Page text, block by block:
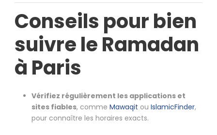
Conseils pour bien
suivre le Ramadan
à Paris
Vérifiez régulièrement les applications et
sites fiables, comme Mawaqit ou IslamicFinder,
pour connaître les horaires exacts.